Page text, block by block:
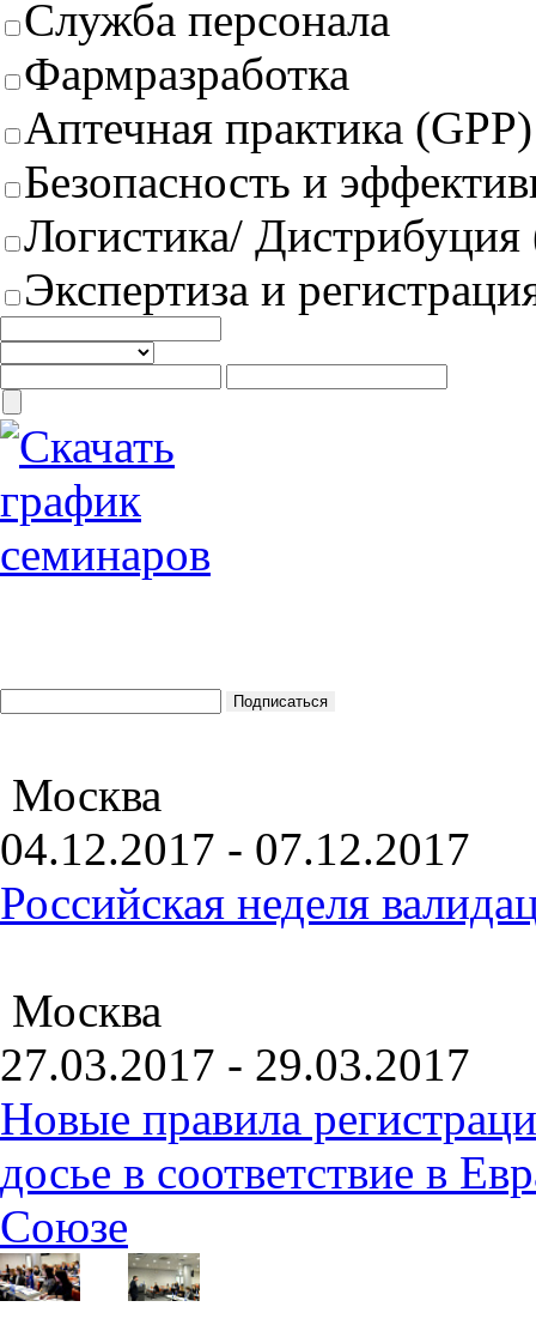
Служба персонала
Фармразработка
Аптечная практика (GPP)
Безопасность и
Логистика/
Экспертиза и
Москва
04.12.2017 - 07.12.2017
Российская неделя
Москва
27.03.2017 - 29.03.2017
Новые правила
досье в соответствие в
Союзе